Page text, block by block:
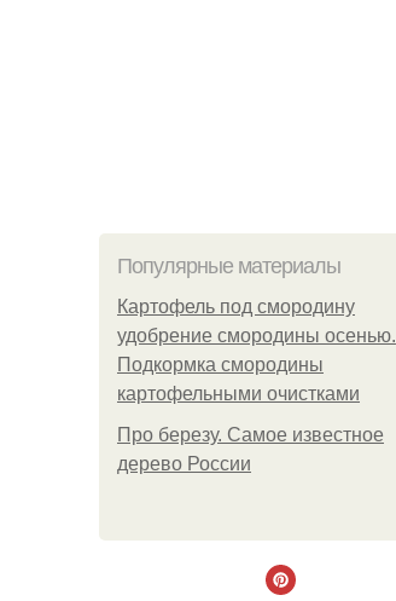
Популярные материалы
Картофель под смородину
удобрение смородины осенью.
Подкормка смородины
картофельными очистками
Про березу. Самое известное
дерево России